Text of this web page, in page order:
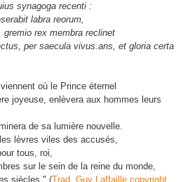
synagoga recenti :
labra reorum,
rex membra reclinet
per saecula vivus.ans, et gloria certa
où le Prince éternel
joyeuse, enlèvera aux hommes leurs
de sa lumière nouvelle.
lèvres viles des accusés,
tous, roi,
sur le sein de la reine du monde,
siècles." (Trad. Guy Laffaille copyright